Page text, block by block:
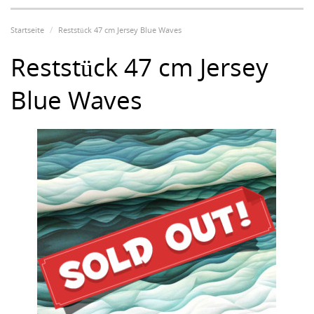
Startseite Reststück 47 cm Jersey Blue Waves
Reststück 47 cm Jersey
Blue Waves